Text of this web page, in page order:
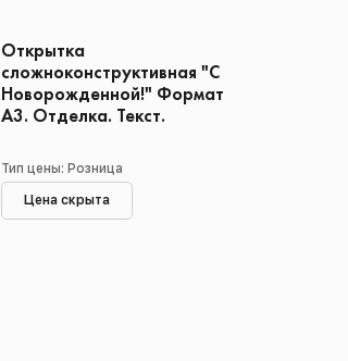
Открытка
сложноконструктивная "С
Новорожденной!" Формат
А3. Отделка. Текст.
Тип цены: Розница
Цена скрыта